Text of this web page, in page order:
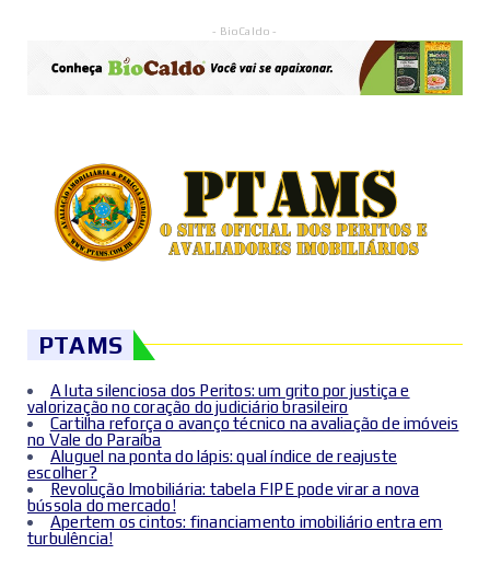
- BioCaldo -
PTAMS
A luta silenciosa dos Peritos: um grito por justiça e
valorização no coração do judiciário brasileiro
Cartilha reforça o avanço técnico na avaliação de imóveis
no Vale do Paraíba
Aluguel na ponta do lápis: qual índice de reajuste
escolher?
Revolução Imobiliária: tabela FIPE pode virar a nova
bússola do mercado!
Apertem os cintos: financiamento imobiliário entra em
turbulência!